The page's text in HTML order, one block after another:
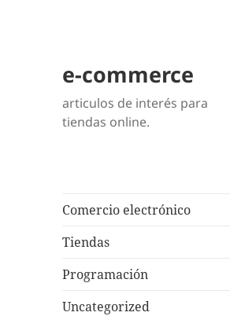
e-commerce
articulos de interés para
tiendas online.
Comercio electrónico
Tiendas
Programación
Uncategorized